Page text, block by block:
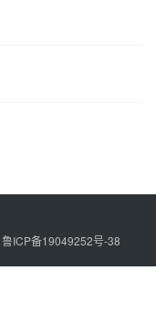
鲁ICP备19049252号-38